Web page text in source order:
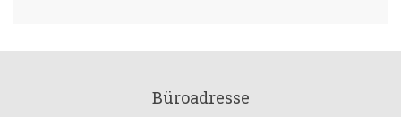
Büroadresse